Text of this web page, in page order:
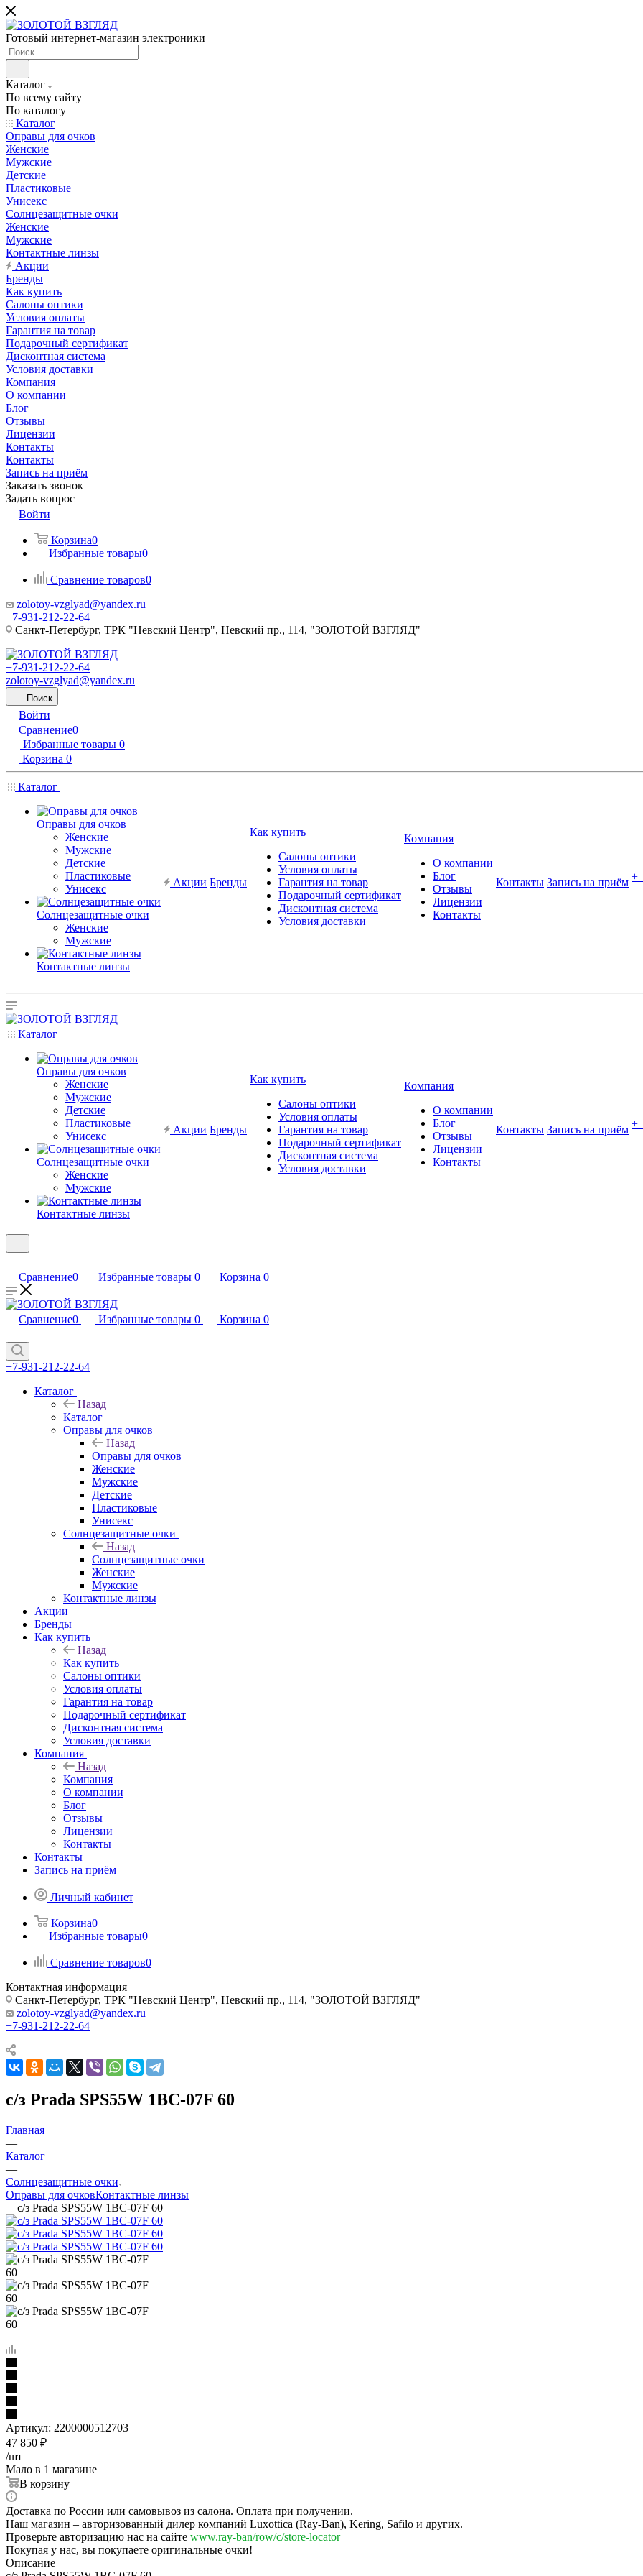
Готовый интернет-магазин электроники
Каталог
По всему сайту
По каталогу
Каталог
Оправы для очков
Женские
Мужские
Детские
Пластиковые
Унисекс
Солнцезащитные очки
Женские
Мужские
Контактные линзы
Акции
Бренды
Как купить
Салоны оптики
Условия оплаты
Гарантия на товар
Подарочный сертификат
Дисконтная система
Условия доставки
Компания
О компании
Блог
Отзывы
Лицензии
Контакты
Контакты
Запись на приём
Заказать звонок
Задать вопрос
Войти
Корзина0
Избранные товары0
Сравнение товаров0
zolotoy-vzglyad@yandex.ru
+7-931-212-22-64
Санкт-Петербург, ТРК "Невский Центр", Невский пр., 114, "ЗОЛОТОЙ ВЗГЛЯД"
+7-931-212-22-64
zolotoy-vzglyad@yandex.ru
Поиск
Войти
Сравнение0
Избранные товары 0
Корзина 0
Каталог
Оправы для очков
Женские
Мужские
Детские
Пластиковые
Унисекс
Солнцезащитные очки
Женские
Мужские
Контактные линзы
Акции Бренды
Как купить
Салоны оптики
Условия оплаты
Гарантия на товар
Подарочный сертификат
Дисконтная система
Условия доставки
Компания
О компании
Блог
Отзывы
Лицензии
Контакты
Контакты Запись на приём +
Каталог
Оправы для очков
Женские
Мужские
Детские
Пластиковые
Унисекс
Солнцезащитные очки
Женские
Мужские
Контактные линзы
Акции Бренды
Как купить
Салоны оптики
Условия оплаты
Гарантия на товар
Подарочный сертификат
Дисконтная система
Условия доставки
Компания
О компании
Блог
Отзывы
Лицензии
Контакты
Контакты Запись на приём +
Сравнение0 Избранные товары 0 Корзина 0
Сравнение0 Избранные товары 0 Корзина 0
+7-931-212-22-64
Каталог
Назад
Каталог
Оправы для очков
Назад
Оправы для очков
Женские
Мужские
Детские
Пластиковые
Унисекс
Солнцезащитные очки
Назад
Солнцезащитные очки
Женские
Мужские
Контактные линзы
Акции
Бренды
Как купить
Назад
Как купить
Салоны оптики
Условия оплаты
Гарантия на товар
Подарочный сертификат
Дисконтная система
Условия доставки
Компания
Назад
Компания
О компании
Блог
Отзывы
Лицензии
Контакты
Контакты
Запись на приём
Личный кабинет
Корзина0
Избранные товары0
Сравнение товаров0
Контактная информация
Санкт-Петербург, ТРК "Невский Центр", Невский пр., 114, "ЗОЛОТОЙ ВЗГЛЯД"
zolotoy-vzglyad@yandex.ru
+7-931-212-22-64
с/з Prada SPS55W 1BC-07F 60
Главная
—
Каталог
—
Солнцезащитные очки
Оправы для очковКонтактные линзы
—с/з Prada SPS55W 1BC-07F 60
Артикул: 2200000512703
47 850 ₽
/шт
Мало в 1 магазине
В корзину
Доставка по России или самовывоз из салона. Оплата при получении.
Наш магазин – авторизованный дилер компаний Luxottica (Ray-Ban), Kering, Safilo и других.
Проверьте авторизацию нас на сайте www.ray-ban/row/c/store-locator
Покупая у нас, вы покупаете оригинальные очки!
Описание